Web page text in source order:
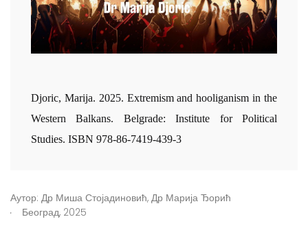
Djoric, Marija. 2025. Extremism and hooliganism in the
Western Balkans. Belgrade: Institute for Political
Studies. ISBN 978-86-7419-439-3
Аутор: Др Миша Стојадиновић, Др Марија Ђорић
.
Београд, 2025